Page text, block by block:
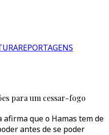
REPORTAGENS
para um cessar-fogo
que o Hamas tem de
antes de se poder